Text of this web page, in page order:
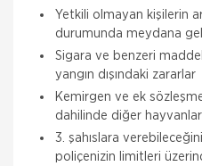
Yetkili olmayan kişilerin
durumunda meydana
Sigara ve benzeri
yangın dışındaki zararlar
Kemirgen ve ek
dahilinde diğer
3. şahıslara
poliçenizin limitleri